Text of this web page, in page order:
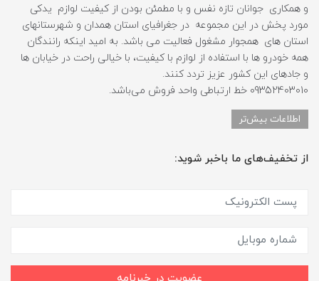
و همکاری جوانان تازه نفس و با مطمئن بودن از کیفیت لوازم یدکی
مورد پخش در این مجموعه در جغرافیای استان همدان و شهرستانهای
استان های همجوار مشغول فعالیت می باشد. به امید اینکه رانندگان
همه خودرو ها با استفاده از لوازم با کیفیت، با خیالی راحت در خیابان ها
و جادهای این کشور عزیز تردد کنند.
09352403010 خط ارتباطی واحد فروش می‌باشد.
اطلاعات بیش‌تر
از تخفیف‌های ما باخبر شوید: